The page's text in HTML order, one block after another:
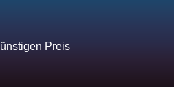
Preis